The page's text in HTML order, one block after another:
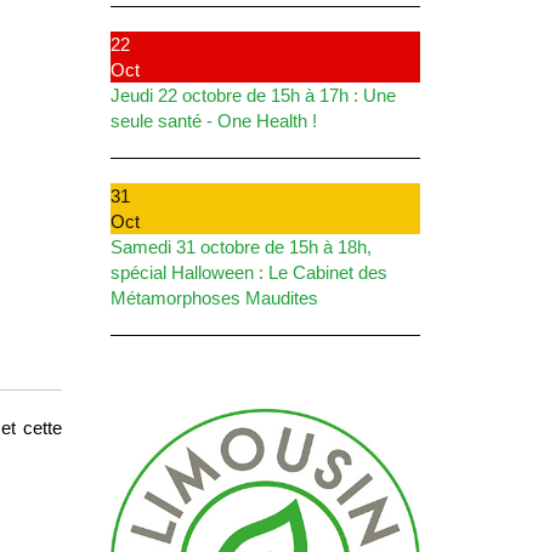
cette
22
Oct
Jeudi 22 octobre de 15h à 17h : Une
seule santé - One Health !
31
Oct
Samedi 31 octobre de 15h à 18h,
spécial Halloween : Le Cabinet des
Métamorphoses Maudites